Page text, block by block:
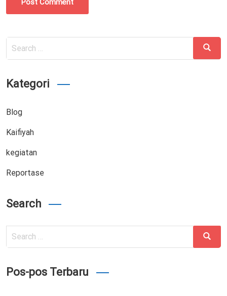
Post Comment
Search
Search
Kategori
Blog
Kaifiyah
kegiatan
Reportase
Search
Search
Search
Pos-pos Terbaru